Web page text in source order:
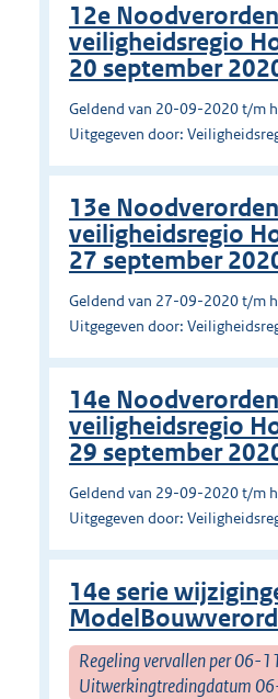
12e
veiligheidsregio
20 september
Geldend van 20-09-2020 t/m
Uitgegeven door:
13e
veiligheidsregio
27 september
Geldend van 27-09-2020 t/m
Uitgegeven door:
14e
veiligheidsregio
29 september
Geldend van 29-09-2020 t/m
Uitgegeven door:
14e serie
Regeling vervallen per 06-
Uitwerkingtredingdatum